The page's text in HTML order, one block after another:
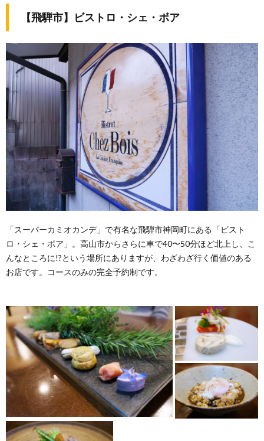
【飛騨市】ビストロ・シェ・ボア
「スーパーカミオカンデ」で有名な飛騨市神岡町にある「ビスト
ロ・シェ・ボア」。高山市からさらに車で40〜50分ほど北上し、こ
んなところに!?という場所にありますが、わざわざ行く価値のある
お店です。コースのみの完全予約制です。